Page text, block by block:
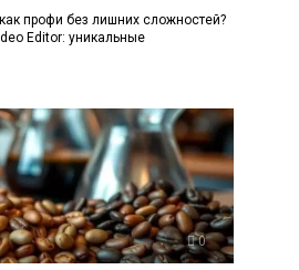
профи без лишних сложностей?
Editor: уникальные
0